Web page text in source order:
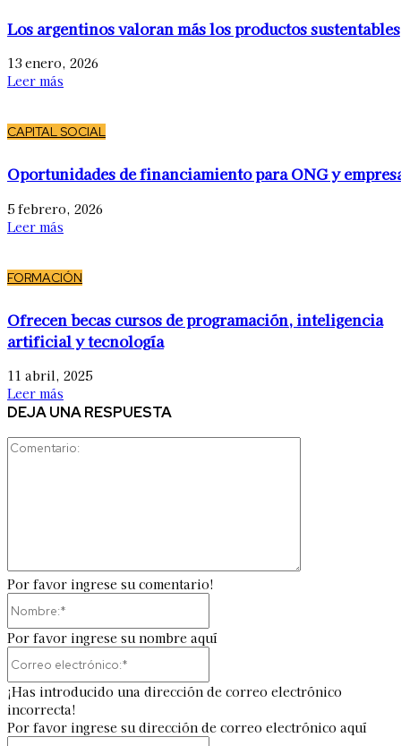
Los argentinos valoran más los productos sustentables
13 enero, 2026
Leer más
CAPITAL SOCIAL
Oportunidades de financiamiento para ONG y
5 febrero, 2026
Leer más
FORMACIÓN
Ofrecen becas cursos de programación, inteligencia
artificial y tecnología
11 abril, 2025
Leer más
DEJA UNA RESPUESTA
Por favor ingrese su comentario!
Por favor ingrese su nombre aquí
¡Has introducido una dirección de correo electrónico
incorrecta!
Por favor ingrese su dirección de correo electrónico aquí